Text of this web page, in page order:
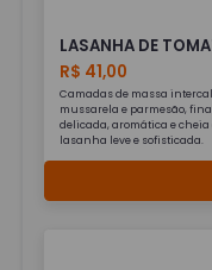
LASANHA DE
R$ 41,00
Camadas de massa
mussarela e parmesão,
delicada, aromática e
lasanha leve e sofisticada.